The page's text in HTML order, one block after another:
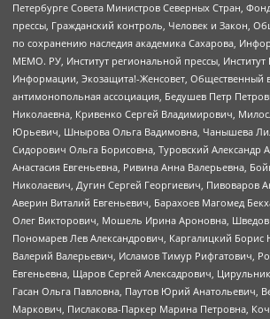
Петербурге Совета Министров Северных Стран,
прессы, Гражданский контроль, Человек и Закон,
по сохранению наследия академика Сахарова,
МЕМО. РУ, Институт региональной прессы, Институт
Информации, Экозащита!-Женсовет, Общественный
антимонопольная ассоциация, Бедушев Петр
Николаевна, Кривенко Сергей Владимирович,
Юрьевич, Шнырова Ольга Вадимовна, Чанышева
Сидорович Ольга Борисовна, Туровский Александр
Анастасия Евгеньевна, Ривина Анна Валерьевна,
Николаевич, Дугин Сергей Георгиевич, Пивоваров
Аверин Виталий Евгеньевич, Барахоев Магомед
Олег Викторович, Мошель Ирина Ароновна, Шведов
Пономарев Лев Александрович, Каргалицкий Борис
Валерий Валерьевич, Исламов Тимур Рифгатович,
Евгеньевна, Щаров Сергей Алексадрович,
Гасан Ольга Павловна, Паутов Юрий Анатольевич,
Маркович, Пислакова-Паркер Марина Петровна,